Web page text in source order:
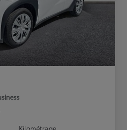
Kilométrage